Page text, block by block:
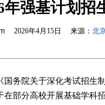
年强基计划招
2026年4月15日 来源： 北
务院关于深化考试招生
在部分高校开展基础学科